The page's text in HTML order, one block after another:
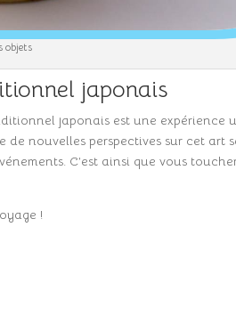
objets
japonais
japonais est une expérience
nouvelles perspectives sur cet art
C’est ainsi que vous
!